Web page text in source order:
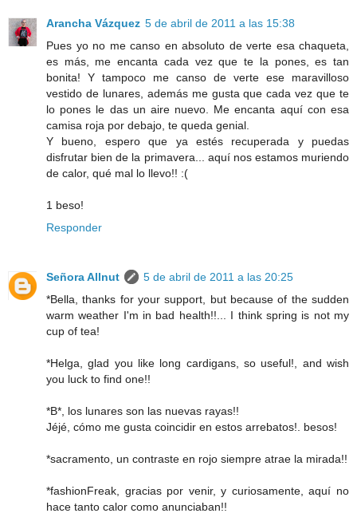
Arancha Vázquez 5 de abril de 2011 a las 15:38
Pues yo no me canso en absoluto de verte esa chaqueta,
es más, me encanta cada vez que te la pones, es tan
bonita! Y tampoco me canso de verte ese maravilloso
vestido de lunares, además me gusta que cada vez que te
lo pones le das un aire nuevo. Me encanta aquí con esa
camisa roja por debajo, te queda genial.
Y bueno, espero que ya estés recuperada y puedas
disfrutar bien de la primavera... aquí nos estamos muriendo
de calor, qué mal lo llevo!! :(
1 beso!
Responder
Señora Allnut
5 de abril de 2011 a las 20:25
*Bella, thanks for your support, but because of the sudden
warm weather I'm in bad health!!... I think spring is not my
cup of tea!
*Helga, glad you like long cardigans, so useful!, and wish
you luck to find one!!
*B*, los lunares son las nuevas rayas!!
Jéjé, cómo me gusta coincidir en estos arrebatos!. besos!
*sacramento, un contraste en rojo siempre atrae la mirada!!
*fashionFreak, gracias por venir, y curiosamente, aquí no
hace tanto calor como anunciaban!!